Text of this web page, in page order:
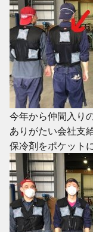
今年から仲間入り
ありがたい会社支
保冷剤をポケット